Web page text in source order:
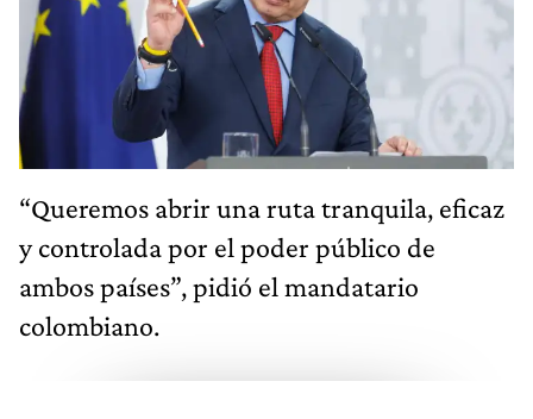
“Queremos abrir una ruta tranquila, eficaz
y controlada por el poder público de
ambos países”, pidió el mandatario
colombiano.